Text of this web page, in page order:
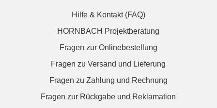
Hilfe & Kontakt (FAQ)
HORNBACH Projektberatung
Fragen zur Onlinebestellung
Fragen zu Versand und Lieferung
Fragen zu Zahlung und Rechnung
Fragen zur Rückgabe und Reklamation